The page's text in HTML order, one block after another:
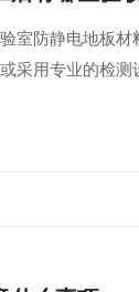
室防静电地板
采用专业的检测